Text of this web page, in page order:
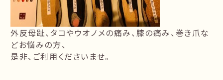
外反母趾、タコやウオノメの痛み、膝の痛み、巻き爪な
どお悩みの方、
是非、ご利用くださいませ。